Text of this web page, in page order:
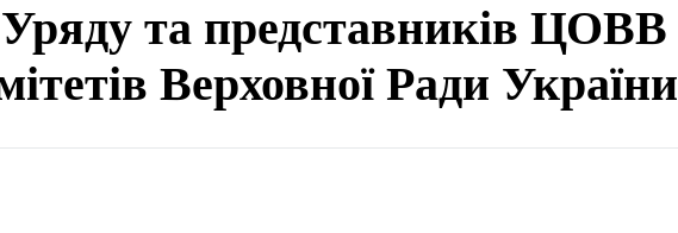
та представників ЦОВВ
Верховної Ради України